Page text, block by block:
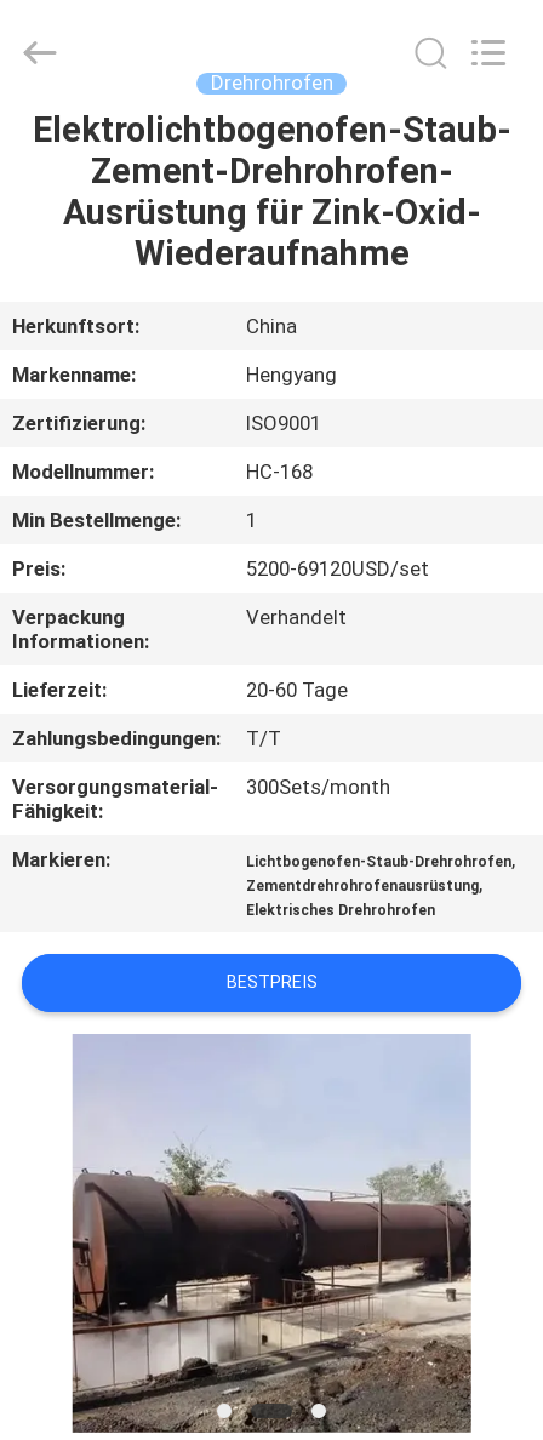
HAUS
PRODUKTE
UNS
AUSFLUG
QUALITÄTSKONTROLLE
TRETEN
SIE
MIT
UNS
VERBINDUNG
FÄLLE
SITEMAP
Industrial
Rights
Reserved.
Drehrohrofen
Elektrolichtbogenofen-Staub-
Zement-Drehrohrofen-
Ausrüstung für Zink-Oxid-
Wiederaufnahme
Herkunftsort:
China
Markenname:
Hengyang
Zertifizierung:
ISO9001
Modellnummer:
HC-168
Min Bestellmenge:
1
Preis:
5200-69120USD/set
Verpackung
Informationen:
Verhandelt
Lieferzeit:
20-60 Tage
Zahlungsbedingungen:
T/T
Versorgungsmaterial-
Fähigkeit:
300Sets/month
Markieren: Lichtbogenofen-Staub-Drehrohrofen,
Zementdrehrohrofenausrüstung,
Elektrisches Drehrohrofen
BESTPREIS